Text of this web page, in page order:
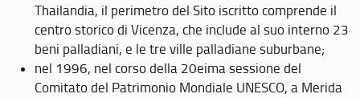
Thailandia, il perimetro del Sito iscritto comprende il
centro storico di Vicenza, che include al suo interno 23
beni palladiani, e le tre ville palladiane suburbane;
nel 1996, nel corso della 20eima sessione del
Comitato del Patrimonio Mondiale UNESCO, a Merida